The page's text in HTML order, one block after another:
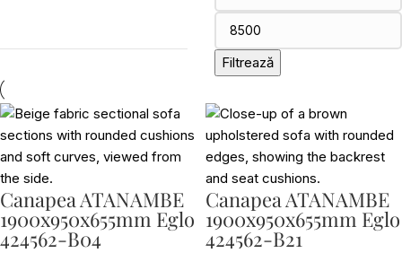
Filtrează
Canapea ATANAMBE
1900x950x655mm Eglo
424562-B04
Canapea ATANAMBE
1900x950x655mm Eglo
424562-B21